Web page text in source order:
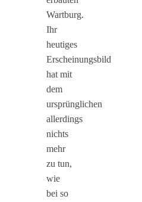
Wartburg.
Ihr
heutiges
Erscheinungsbild
hat mit
dem
ursprünglichen
allerdings
nichts
mehr
zu tun,
wie
bei so